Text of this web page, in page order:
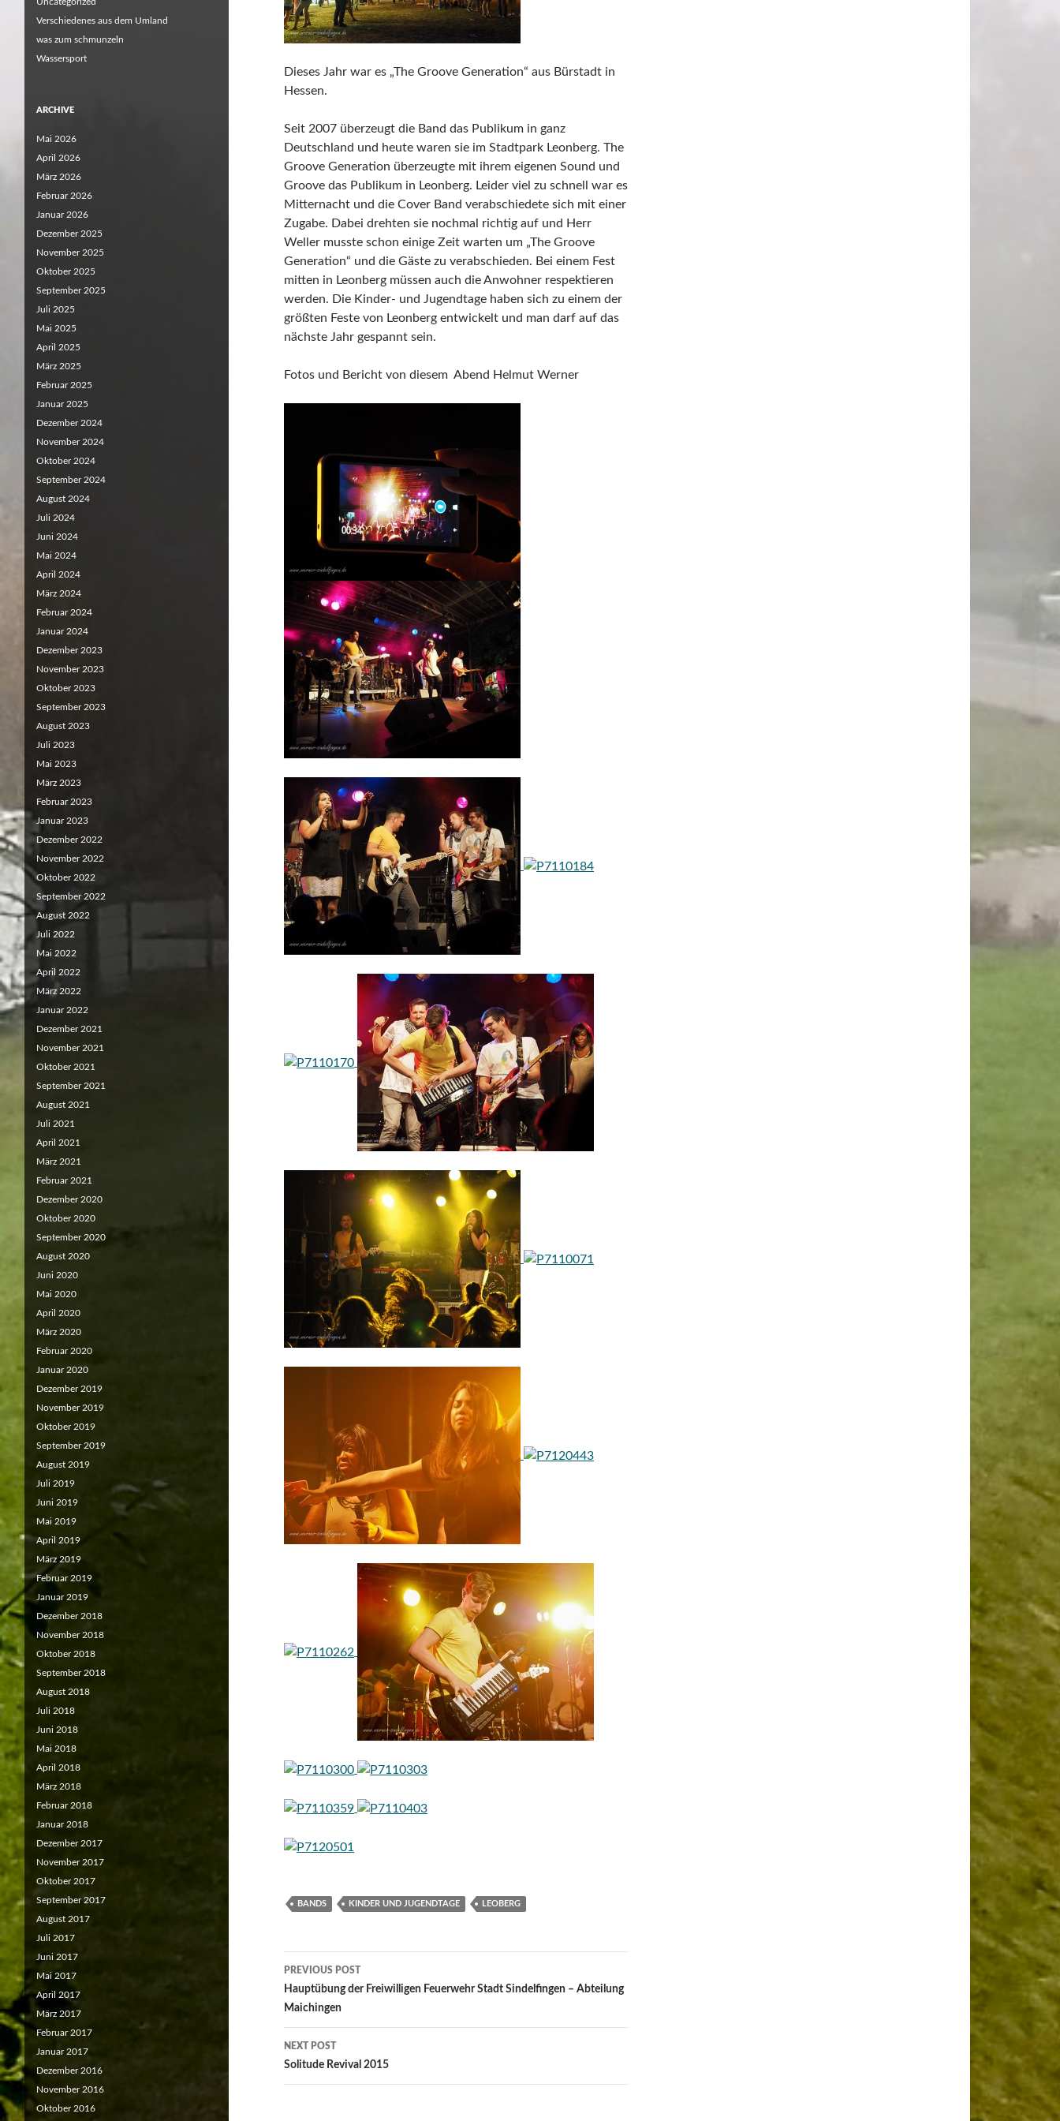
Dieses Jahr war es „The Groove Generation“ aus Bürstadt in
Hessen.
Seit 2007 überzeugt die Band das Publikum in ganz
Deutschland und heute waren sie im Stadtpark Leonberg. The
Groove Generation überzeugte mit ihrem eigenen Sound und
Groove das Publikum in Leonberg. Leider viel zu schnell war es
Mitternacht und die Cover Band verabschiedete sich mit einer
Zugabe. Dabei drehten sie nochmal richtig auf und Herr
Weller musste schon einige Zeit warten um „The Groove
Generation“ und die Gäste zu verabschieden. Bei einem Fest
mitten in Leonberg müssen auch die Anwohner respektieren
werden. Die Kinder- und Jugendtage haben sich zu einem der
größten Feste von Leonberg entwickelt und man darf auf das
nächste Jahr gespannt sein.
Fotos und Bericht von diesem Abend Helmut Werner
BANDS KINDER UND JUGENDTAGE LEOBERG
Post
navigation
PREVIOUS POST
Hauptübung der Freiwilligen Feuerwehr Stadt Sindelfingen – Abteilung
Maichingen
NEXT POST
Solitude Revival 2015
Verschiedenes aus dem Umland
was zum schmunzeln
Wassersport
ARCHIVE
Mai 2026
April 2026
März 2026
Februar 2026
Januar 2026
Dezember 2025
November 2025
Oktober 2025
September 2025
Juli 2025
Mai 2025
April 2025
März 2025
Februar 2025
Januar 2025
Dezember 2024
November 2024
Oktober 2024
September 2024
August 2024
Juli 2024
Juni 2024
Mai 2024
April 2024
März 2024
Februar 2024
Januar 2024
Dezember 2023
November 2023
Oktober 2023
September 2023
August 2023
Juli 2023
Mai 2023
März 2023
Februar 2023
Januar 2023
Dezember 2022
November 2022
Oktober 2022
September 2022
August 2022
Juli 2022
Mai 2022
April 2022
März 2022
Januar 2022
Dezember 2021
November 2021
Oktober 2021
September 2021
August 2021
Juli 2021
April 2021
März 2021
Februar 2021
Dezember 2020
Oktober 2020
September 2020
August 2020
Juni 2020
Mai 2020
April 2020
März 2020
Februar 2020
Januar 2020
Dezember 2019
November 2019
Oktober 2019
September 2019
August 2019
Juli 2019
Juni 2019
Mai 2019
April 2019
März 2019
Februar 2019
Januar 2019
Dezember 2018
November 2018
Oktober 2018
September 2018
August 2018
Juli 2018
Juni 2018
Mai 2018
April 2018
März 2018
Februar 2018
Januar 2018
Dezember 2017
November 2017
Oktober 2017
September 2017
August 2017
Juli 2017
Juni 2017
Mai 2017
April 2017
März 2017
Februar 2017
Januar 2017
Dezember 2016
November 2016
Oktober 2016